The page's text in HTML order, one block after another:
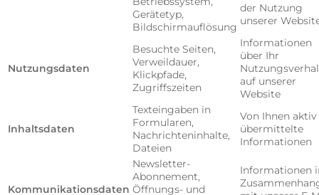
Gerätetyp,
Bildschirmauflösung
der Nutzung
unserer
Nutzungsdaten
Besuchte Seiten,
Verweildauer,
Klickpfade,
Zugriffszeiten
Informationen
über Ihr
auf unserer
Website
Inhaltsdaten
Texteingaben in
Formularen,
Nachrichteninhalte,
Dateien
Von Ihnen aktiv
übermittelte
Informationen
Kommunikationsdaten
Newsletter-
Abonnement,
Öffnungs- und
Informationen